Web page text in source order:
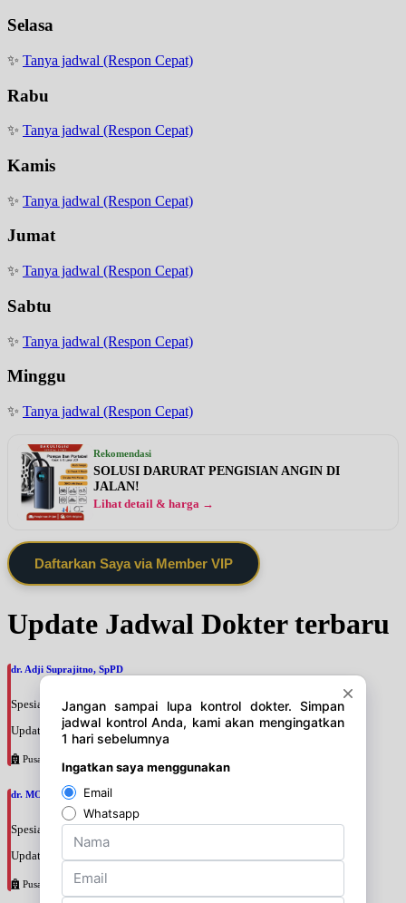
Selasa
✨ Tanya jadwal (Respon Cepat)
Rabu
✨ Tanya jadwal (Respon Cepat)
Kamis
✨ Tanya jadwal (Respon Cepat)
Jumat
✨ Tanya jadwal (Respon Cepat)
Sabtu
✨ Tanya jadwal (Respon Cepat)
Minggu
✨ Tanya jadwal (Respon Cepat)
Rekomendasi
SOLUSI DARURAT PENGISIAN ANGIN DI
JALAN!
Lihat detail & harga →
Daftarkan Saya via Member VIP
Update Jadwal Dokter terbaru
dr. Adji Suprajitno, SpPD
Spesialis: Penyakit Dalam
Update terakhir: 2026-08-07 20:37:59
Pusat Pertamina
dr. MOCHAMAD PASHA, SpPD
Spesialis: Penyakit Dalam
Update terakhir: 2026-08-07 20:35:45
Pusat Pertamina